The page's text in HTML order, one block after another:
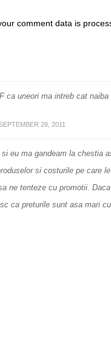
comment data is
ca uneori ma intreb cat
28, 2011
eu ma gandeam la chestia
si costurile pe care
ne tenteze cu promotii.
ca preturile sunt asa mari